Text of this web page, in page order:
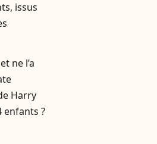
issus
ne l’a
Harry
enfants ?